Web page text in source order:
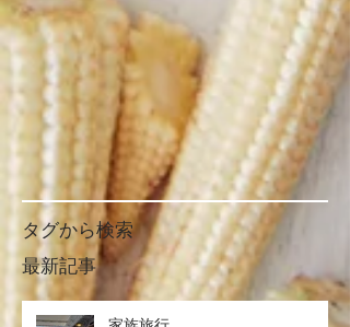
タグから検索
最新記事